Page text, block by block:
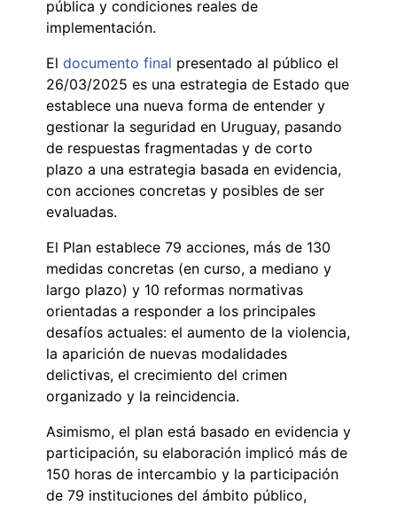
pública y condiciones reales de
implementación.
El documento final presentado al público el
26/03/2025 es una estrategia de Estado que
establece una nueva forma de entender y
gestionar la seguridad en Uruguay, pasando
de respuestas fragmentadas y de corto
plazo a una estrategia basada en evidencia,
con acciones concretas y posibles de ser
evaluadas.
El Plan establece 79 acciones, más de 130
medidas concretas (en curso, a mediano y
largo plazo) y 10 reformas normativas
orientadas a responder a los principales
desafíos actuales: el aumento de la violencia,
la aparición de nuevas modalidades
delictivas, el crecimiento del crimen
organizado y la reincidencia.
Asimismo, el plan está basado en evidencia y
participación, su elaboración implicó más de
150 horas de intercambio y la participación
de 79 instituciones del ámbito público,